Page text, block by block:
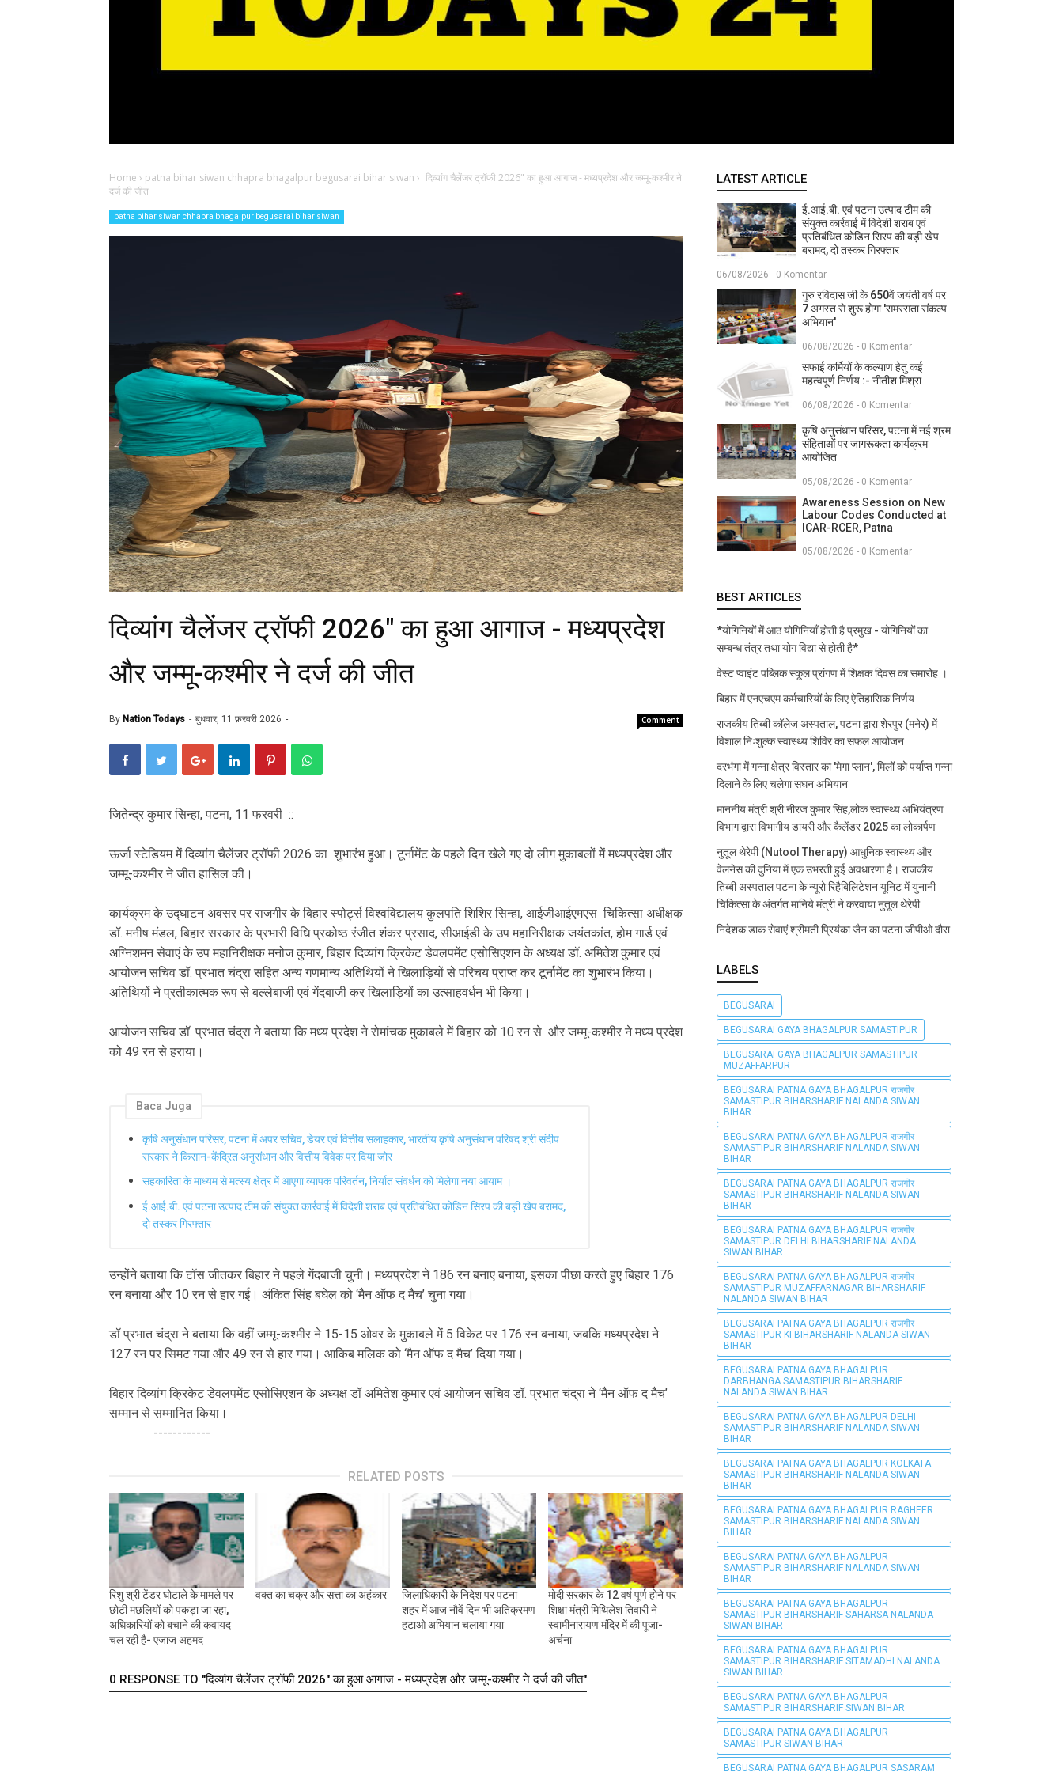
Home › patna bihar siwan chhapra bhagalpur begusarai bihar siwan › दिव्यांग चैलेंजर ट्रॉफी 2026" का हुआ आगाज - मध्यप्रदेश और जम्मू-कश्मीर ने
दर्ज की जीत
patna bihar siwan chhapra bhagalpur begusarai bihar siwan
दिव्यांग चैलेंजर ट्रॉफी 2026" का हुआ आगाज - मध्यप्रदेश
और जम्मू-कश्मीर ने दर्ज की जीत
By Nation Todays बुधवार, 11 फ़रवरी 2026 Comment
जितेन्द्र कुमार सिन्हा, पटना, 11 फरवरी ::
ऊर्जा स्टेडियम में दिव्यांग चैलेंजर ट्रॉफी 2026 का शुभारंभ हुआ। टूर्नामेंट के पहले दिन खेले गए दो लीग मुकाबलों में मध्यप्रदेश और
जम्मू-कश्मीर ने जीत हासिल की।
कार्यक्रम के उद्घाटन अवसर पर राजगीर के बिहार स्पोर्ट्स विश्वविद्यालय कुलपति शिशिर सिन्हा, आईजीआईएमएस चिकित्सा अधीक्षक
डॉ. मनीष मंडल, बिहार सरकार के प्रभारी विधि प्रकोष्ठ रंजीत शंकर प्रसाद, सीआईडी के उप महानिरीक्षक जयंतकांत, होम गार्ड एवं
अग्निशमन सेवाएं के उप महानिरीक्षक मनोज कुमार, बिहार दिव्यांग क्रिकेट डेवलपमेंट एसोसिएशन के अध्यक्ष डॉ. अमितेश कुमार एवं
आयोजन सचिव डॉ. प्रभात चंद्रा सहित अन्य गणमान्य अतिथियों ने खिलाड़ियों से परिचय प्राप्त कर टूर्नामेंट का शुभारंभ किया।
अतिथियों ने प्रतीकात्मक रूप से बल्लेबाजी एवं गेंदबाजी कर खिलाड़ियों का उत्साहवर्धन भी किया।
आयोजन सचिव डॉ. प्रभात चंद्रा ने बताया कि मध्य प्रदेश ने रोमांचक मुकाबले में बिहार को 10 रन से और जम्मू-कश्मीर ने मध्य प्रदेश
को 49 रन से हराया।
Baca Juga
कृषि अनुसंधान परिसर, पटना में अपर सचिव, डेयर एवं वित्तीय सलाहकार, भारतीय कृषि अनुसंधान परिषद श्री संदीप
सरकार ने किसान-केंद्रित अनुसंधान और वित्तीय विवेक पर दिया जोर
सहकारिता के माध्यम से मत्स्य क्षेत्र में आएगा व्यापक परिवर्तन, निर्यात संवर्धन को मिलेगा नया आयाम ।
ई.आई.बी. एवं पटना उत्पाद टीम की संयुक्त कार्रवाई में विदेशी शराब एवं प्रतिबंधित कोडिन सिरप की बड़ी खेप बरामद,
दो तस्कर गिरफ्तार
उन्होंने बताया कि टॉस जीतकर बिहार ने पहले गेंदबाजी चुनी। मध्यप्रदेश ने 186 रन बनाए बनाया, इसका पीछा करते हुए बिहार 176
रन बनाया और 10 रन से हार गई। अंकित सिंह बघेल को ‘मैन ऑफ द मैच’ चुना गया।
डॉ प्रभात चंद्रा ने बताया कि वहीं जम्मू-कश्मीर ने 15-15 ओवर के मुकाबले में 5 विकेट पर 176 रन बनाया, जबकि मध्यप्रदेश ने
127 रन पर सिमट गया और 49 रन से हार गया। आकिब मलिक को ‘मैन ऑफ द मैच’ दिया गया।
बिहार दिव्यांग क्रिकेट डेवलपमेंट एसोसिएशन के अध्यक्ष डॉ अमितेश कुमार एवं आयोजन सचिव डॉ. प्रभात चंद्रा ने ‘मैन ऑफ द मैच’
सम्मान से सम्मानित किया।
------------
RELATED POSTS
रिशु श्री टेंडर घोटाले के मामले पर
छोटी मछलियों को पकड़ा जा रहा,
अधिकारियों को बचाने की कवायद
चल रही है- एजाज अहमद
वक्त का चक्र और सत्ता का अहंकार
जिलाधिकारी के निदेश पर पटना
शहर में आज नौवें दिन भी अतिक्रमण
हटाओ अभियान चलाया गया
मोदी सरकार के 12 वर्ष पूर्ण होने पर
शिक्षा मंत्री मिथिलेश तिवारी ने
स्वामीनारायण मंदिर में की पूजा-
अर्चना
0 RESPONSE TO "दिव्यांग चैलेंजर ट्रॉफी 2026" का हुआ आगाज - मध्यप्रदेश और जम्मू-कश्मीर ने दर्ज की जीत"
LATEST ARTICLE
ई.आई.बी. एवं पटना उत्पाद टीम की
संयुक्त कार्रवाई में विदेशी शराब एवं
प्रतिबंधित कोडिन सिरप की बड़ी खेप
बरामद, दो तस्कर गिरफ्तार
06/08/2026 - 0 Komentar
गुरु रविदास जी के 650वें जयंती वर्ष पर
7 अगस्त से शुरू होगा 'समरसता संकल्प
अभियान'
06/08/2026 - 0 Komentar
सफाई कर्मियों के कल्याण हेतु कई
महत्वपूर्ण निर्णय :- नीतीश मिश्रा
06/08/2026 - 0 Komentar
कृषि अनुसंधान परिसर, पटना में नई श्रम
संहिताओं पर जागरूकता कार्यक्रम
आयोजित
05/08/2026 - 0 Komentar
Awareness Session on New
Labour Codes Conducted at
ICAR-RCER, Patna
05/08/2026 - 0 Komentar
BEST ARTICLES
*योगिनियों में आठ योगिनियाँ होती है प्रमुख - योगिनियों का
सम्बन्ध तंत्र तथा योग विद्या से होती है*
वेस्ट प्वाइंट पब्लिक स्कूल प्रांगण में शिक्षक दिवस का समारोह ।
बिहार में एनएचएम कर्मचारियों के लिए ऐतिहासिक निर्णय
राजकीय तिब्बी कॉलेज अस्पताल, पटना द्वारा शेरपुर (मनेर) में
विशाल निःशुल्क स्वास्थ्य शिविर का सफल आयोजन
दरभंगा में गन्ना क्षेत्र विस्तार का 'मेगा प्लान', मिलों को पर्याप्त गन्ना
दिलाने के लिए चलेगा सघन अभियान
माननीय मंत्री श्री नीरज कुमार सिंह,लोक स्वास्थ्य अभियंत्रण
विभाग द्वारा विभागीय डायरी और कैलेंडर 2025 का लोकार्पण
नुतूल थेरेपी (Nutool Therapy) आधुनिक स्वास्थ्य और
वेलनेस की दुनिया में एक उभरती हुई अवधारणा है। राजकीय
तिब्बी अस्पताल पटना के न्यूरो रिहैबिलिटेशन यूनिट में युनानी
चिकित्सा के अंतर्गत मानिये मंत्री ने करवाया नुतूल थेरेपी
निदेशक डाक सेवाएं श्रीमती प्रियंका जैन का पटना जीपीओ दौरा
LABELS
BEGUSARAI
BEGUSARAI GAYA BHAGALPUR SAMASTIPUR
BEGUSARAI GAYA BHAGALPUR SAMASTIPUR
MUZAFFARPUR
BEGUSARAI PATNA GAYA BHAGALPUR राजगीर
SAMASTIPUR BIHARSHARIF NALANDA SIWAN
BIHAR
BEGUSARAI PATNA GAYA BHAGALPUR राजगीर
SAMASTIPUR BIHARSHARIF NALANDA SIWAN
BIHAR
BEGUSARAI PATNA GAYA BHAGALPUR राजगीर
SAMASTIPUR BIHARSHARIF NALANDA SIWAN
BIHAR
BEGUSARAI PATNA GAYA BHAGALPUR राजगीर
SAMASTIPUR DELHI BIHARSHARIF NALANDA
SIWAN BIHAR
BEGUSARAI PATNA GAYA BHAGALPUR राजगीर
SAMASTIPUR MUZAFFARNAGAR BIHARSHARIF
NALANDA SIWAN BIHAR
BEGUSARAI PATNA GAYA BHAGALPUR राजगीर
SAMASTIPUR KI BIHARSHARIF NALANDA SIWAN
BIHAR
BEGUSARAI PATNA GAYA BHAGALPUR
DARBHANGA SAMASTIPUR BIHARSHARIF
NALANDA SIWAN BIHAR
BEGUSARAI PATNA GAYA BHAGALPUR DELHI
SAMASTIPUR BIHARSHARIF NALANDA SIWAN
BIHAR
BEGUSARAI PATNA GAYA BHAGALPUR KOLKATA
SAMASTIPUR BIHARSHARIF NALANDA SIWAN
BIHAR
BEGUSARAI PATNA GAYA BHAGALPUR RAGHEER
SAMASTIPUR BIHARSHARIF NALANDA SIWAN
BIHAR
BEGUSARAI PATNA GAYA BHAGALPUR
SAMASTIPUR BIHARSHARIF NALANDA SIWAN
BIHAR
BEGUSARAI PATNA GAYA BHAGALPUR
SAMASTIPUR BIHARSHARIF SAHARSA NALANDA
SIWAN BIHAR
BEGUSARAI PATNA GAYA BHAGALPUR
SAMASTIPUR BIHARSHARIF SITAMADHI NALANDA
SIWAN BIHAR
BEGUSARAI PATNA GAYA BHAGALPUR
SAMASTIPUR BIHARSHARIF SIWAN BIHAR
BEGUSARAI PATNA GAYA BHAGALPUR
SAMASTIPUR SIWAN BIHAR
BEGUSARAI PATNA GAYA BHAGALPUR SASARAM